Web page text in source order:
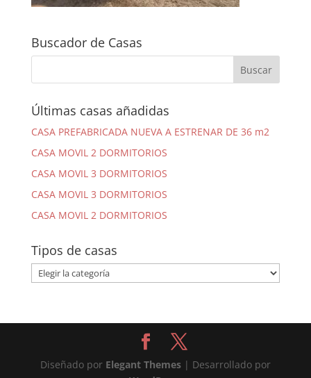
Buscador de Casas
Últimas casas añadidas
CASA PREFABRICADA NUEVA A ESTRENAR DE 36 m2
CASA MOVIL 2 DORMITORIOS
CASA MOVIL 3 DORMITORIOS
CASA MOVIL 3 DORMITORIOS
CASA MOVIL 2 DORMITORIOS
Tipos de casas
Tipos
de
Diseñado por Elegant Themes| Desarrollado por